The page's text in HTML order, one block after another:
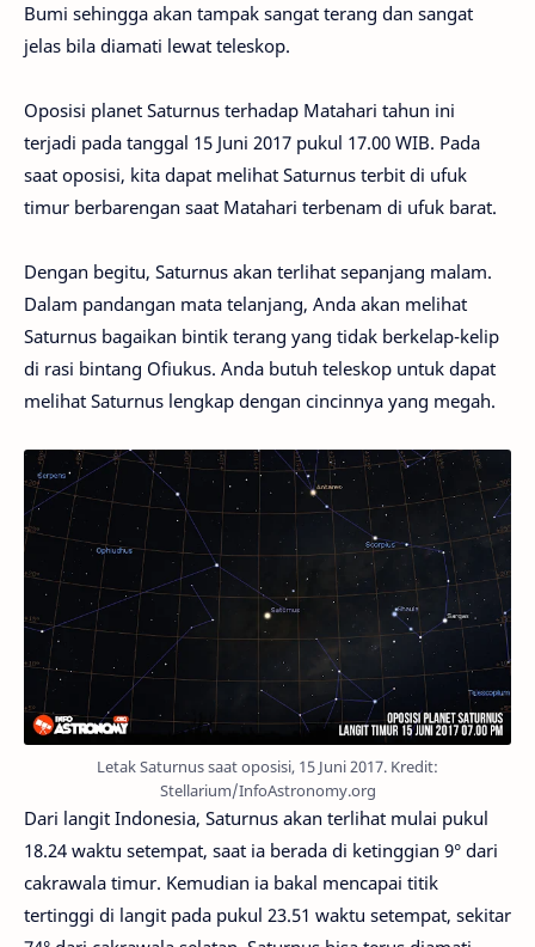
Bumi sehingga akan tampak sangat terang dan sangat
jelas bila diamati lewat teleskop.
Oposisi planet Saturnus terhadap Matahari tahun ini
terjadi pada tanggal 15 Juni 2017 pukul 17.00 WIB. Pada
saat oposisi, kita dapat melihat Saturnus terbit di ufuk
timur berbarengan saat Matahari terbenam di ufuk barat.
Dengan begitu, Saturnus akan terlihat sepanjang malam.
Dalam pandangan mata telanjang, Anda akan melihat
Saturnus bagaikan bintik terang yang tidak berkelap-kelip
di rasi bintang Ofiukus. Anda butuh teleskop untuk dapat
melihat Saturnus lengkap dengan cincinnya yang megah.
Letak Saturnus saat oposisi, 15 Juni 2017. Kredit:
Stellarium/InfoAstronomy.org
Dari langit Indonesia, Saturnus akan terlihat mulai pukul
18.24 waktu setempat, saat ia berada di ketinggian 9° dari
cakrawala timur. Kemudian ia bakal mencapai titik
tertinggi di langit pada pukul 23.51 waktu setempat, sekitar